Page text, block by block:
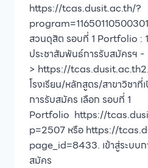
https://tcas.dusit.ac.th/?
สวนดุสิต รอบที่ 1 Portfolio :
ประชาสัมพันธ์การรับสมัครฯ -
> https://
โรงเรียน/หลักสูตร/สาขาวิชา
การรับสมัคร เลือก รอบที่ 1
Portfolio https://
p=2507 หรือ https://
page_id=8433. เข้าสู่ระบบก
สมัคร